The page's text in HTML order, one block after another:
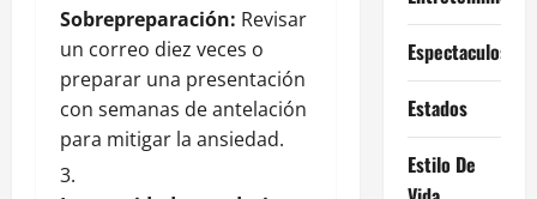
Sobrepreparación: Revisar
un correo diez veces o
preparar una presentación
con semanas de antelación
para mitigar la ansiedad.
Espectaculos
Estados
Estilo De